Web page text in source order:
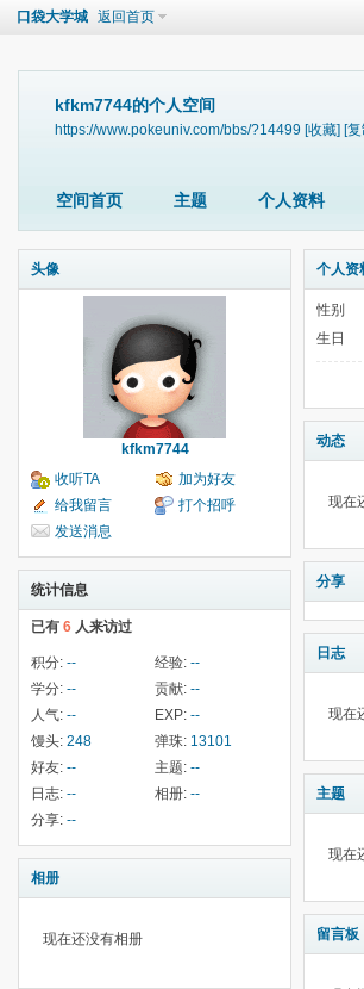
口袋大学城 返回首页
kfkm7744的个人空间
https://www.pokeuniv.com/bbs/?14499 [收藏] [复
空间首页 主题 个人资料
头像
kfkm7744
收听TA
加为好友
给我留言
打个招呼
发送消息
统计信息
已有 6 人来访过
积分: -- 经验: --
学分: -- 贡献: --
人气: -- EXP: --
馒头: 248 弹珠: 13101
好友: -- 主题: --
日志: -- 相册: --
分享: --
相册
现在还没有相册
个人资
性别
生日
动态
现在
分享
日志
现在
主题
现在
留言板